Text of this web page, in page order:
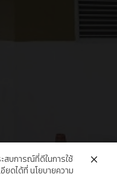
สบการณ์ที่ดีในการใช้
ดได้ที่ นโยบายความ